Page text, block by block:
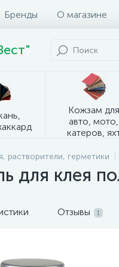
Бренды О магазине
Кожзам для
авто, мото,
катеров,
растворители, герметики
для клея
Отзывы 1